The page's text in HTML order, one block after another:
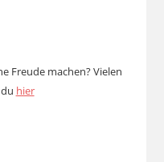
Freude machen? Vielen
hier